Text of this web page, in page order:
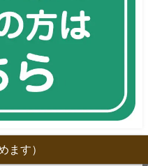
ます）